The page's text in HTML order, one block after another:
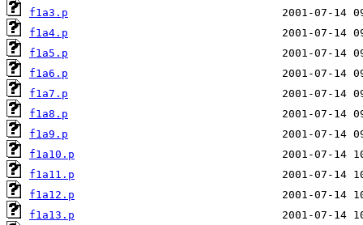
f1a3.p
f1a4.p
f1a5.p
f1a6.p
f1a7.p
f1a8.p
f1a9.p
f1a10.p
f1a11.p
f1a12.p
f1a13.p